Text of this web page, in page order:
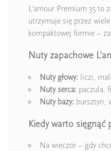
L'amour Premium 35 to
utrzymuje się przez
kompaktowej formie –
Nuty zapachowe
Nuty głowy: liczi,
Nuty serca: paczula,
Nuty bazy: bursztyn,
Kiedy warto sięgnąć
Na wieczór – gdy